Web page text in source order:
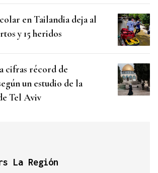
en Tailandia deja al
y 15 heridos
cifras récord de
un estudio de la
Tel Aviv
La Región